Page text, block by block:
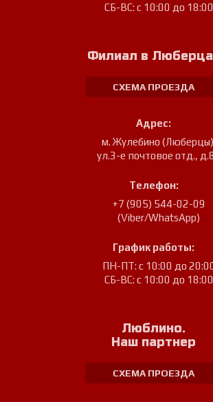
СБ-ВС: с 10:00 до 18:00
Филиал в
СХЕМА ПРОЕЗДА
Адрес:
м. Жулебино (Люберцы)
ул.3-е почтовое отд.,
Телефон:
+7 (905) 544-02-09
(Viber/WhatsApp)
График работы:
ПН-ПТ: с 10:00 до
СБ-ВС: с 10:00 до 18:00
Люблино.
Наш партнер
СХЕМА ПРОЕЗДА